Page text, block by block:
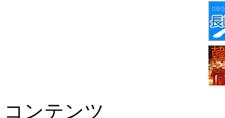
コンテンツ